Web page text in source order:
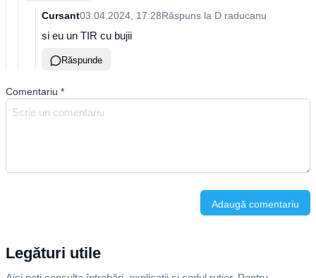
Cursant03.04.2024, 17:28Răspuns la D raducanu
si eu un TIR cu bujii
Răspunde
Comentariu *
Adaugă comentariu
Legături utile